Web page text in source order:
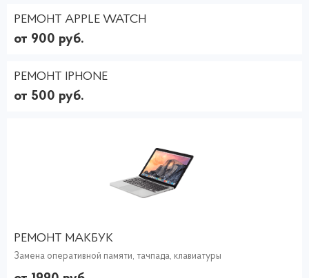
РЕМОНТ APPLE WATCH
от 900 руб.
РЕМОНТ IPHONE
от 500 руб.
РЕМОНТ МАКБУК
Замена оперативной памяти, тачпада, клавиатуры